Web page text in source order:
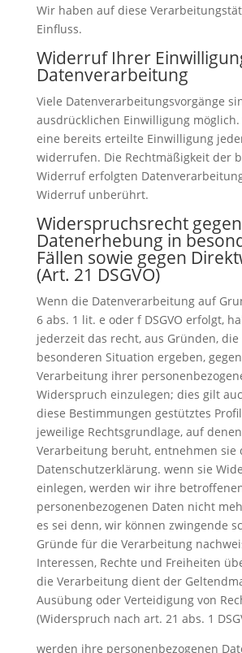
Wir haben auf diese
Einfluss.
Widerruf Ihrer
Datenverarbeitung
Viele Datenverarbeitungsvorgänge
ausdrücklichen Einwilligung möglich.
eine bereits erteilte Einwilligung
widerrufen. Die Rechtmäßigkeit der
Widerruf erfolgten
Widerruf unberührt.
Widerspruchsrecht
Datenerhebung in
Fällen sowie gegen
(Art. 21 DSGVO)
Wenn die Datenverarbeitung auf
6 abs. 1 lit. e oder f DSGVO erfolgt,
jederzeit das recht, aus Gründen,
besonderen Situation ergeben,
Verarbeitung ihrer
Widerspruch einzulegen; dies gilt
diese Bestimmungen gestütztes
jeweilige Rechtsgrundlage, auf
Verarbeitung beruht, entnehmen sie
Datenschutzerklärung. wenn sie
einlegen, werden wir ihre
personenbezogenen Daten nicht
es sei denn, wir können zwingende
Gründe für die Verarbeitung
Interessen, Rechte und Freiheiten
die Verarbeitung dient der
Ausübung oder Verteidigung von
(Widerspruch nach art. 21 abs. 1
werden ihre personenbezogenen